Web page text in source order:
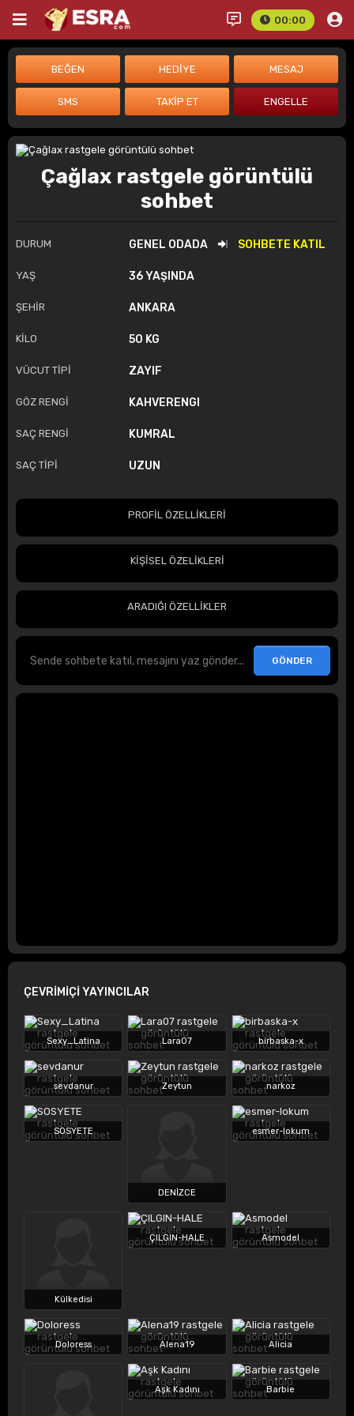
00:00
Çağlax rastgele görüntülü
sohbet
DURUM GENEL ODADA SOHBETE KATIL
YAŞ 36 YAŞINDA
ŞEHİR ANKARA
KİLO 50 KG
VÜCUT TİPİ ZAYIF
GÖZ RENGİ KAHVERENGI
SAÇ RENGİ KUMRAL
SAÇ TİPİ UZUN
PROFİL ÖZELLİKLERİ
KİŞİSEL ÖZELİKLERİ
ARADIĞI ÖZELLİKLER
ÇEVRİMİÇİ YAYINCILAR
Sexy_Latina Lara07 birbaska-x
sevdanur Zeytun narkoz
SOSYETE
DENİZCE
esmer-lokum
Külkedisi
ÇILGIN-HALE Asmodel
Doloress Alena19 Alicia
Aşk Kadını Barbie